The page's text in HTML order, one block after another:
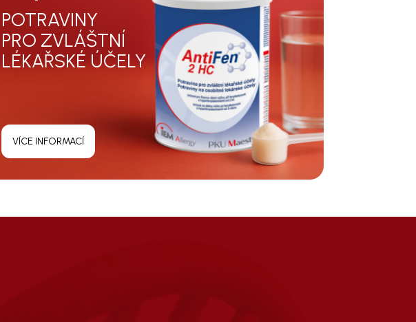
POTRAVINY
PRO ZVLÁŠTNÍ
LÉKAŘSKÉ ÚČELY
VÍCE INFORMACÍ